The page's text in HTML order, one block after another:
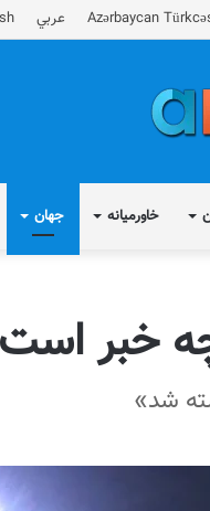
Azərbaycan عربي
خاورمیانه جهان
خبر
شد»